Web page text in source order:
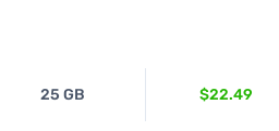
25 GB $22.49